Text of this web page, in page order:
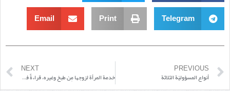
Telegram
Print
Email
PREVIOUS
أنواع المسؤوليّة الثلاثة
NEXT
خدمة المرأة لزوجها مِن طبخٍ وغيره، قراءةٌ فقهية أصولية مقاصدية ونظرةٌ في الواقع المعيش